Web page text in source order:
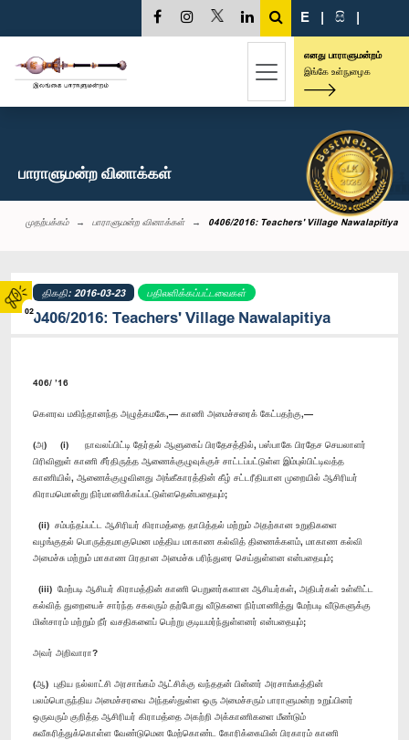
02
E | සි |
எனது பாராளுமன்றம்
இங்கே உள்நுழைக
பாராளுமன்ற வினாக்கள்
முதற்பக்கம் பாராளுமன்ற வினாக்கள் 0406/2016: Teachers' Village Nawalapitiya
திகதி: 2016-03-23 பதிலளிக்கப்பட்டவைகள்
0406/2016: Teachers' Village Nawalapitiya
406/ ’16
கௌரவ மகிந்தானந்த அழுத்கமகே,— காணி அமைச்சரைக் கேட்பதற்கு,—
(அ) (i) நாவலப்பிட்டி தேர்தல் ஆளுகைப் பிரதேசத்தில், பஸ்பாகே பிரதேச செயலாளர்
பிரிவினுள் காணி சீர்திருத்த ஆணைக்குழுவுக்குச் சாட்டப்பட்டுள்ள இம்புல்பிட்டிவத்த
காணியில், ஆணைக்குழுவினது அங்கீகாரத்தின் கீழ் சட்டரீதியான முறையில் ஆசிரியர்
கிராமமொன்று நிர்மாணிக்கப்பட்டுள்ளதென்பதையும்;
(ii) சம்பந்தப்பட்ட ஆசிரியர் கிராமத்தை தாபித்தல் மற்றும் அதற்கான உறுதிகளை
வழங்குதல் பொருத்தமாகுமென மத்திய மாகாண கல்வித் திணைக்களம், மாகாண கல்வி
அமைச்சு மற்றும் மாகாண பிரதான அமைச்சு பரிந்துரை செய்துள்ளன என்பதையும்;
(iii) மேற்படி ஆசியர் கிராமத்தின் காணி பெறுனர்களான ஆசியர்கள், அதிபர்கள் உள்ளிட்ட
கல்வித் துறையைச் சார்ந்த சகலரும் தற்போது வீடுகளை நிர்மாணித்து மேற்படி வீடுகளுக்கு
மின்சாரம் மற்றும் நீர் வசதிகளைப் பெற்று குடியமர்ந்துள்ளனர் என்பதையும்;
அவர் அறிவாரா?
(ஆ) புதிய நல்லாட்சி அரசாங்கம் ஆட்சிக்கு வந்ததன் பின்னர் அரசாங்கத்தின்
பலம்பொருந்திய அமைச்சரவை அந்தஸ்துள்ள ஒரு அமைச்சரும் பாராளுமன்ற உறுப்பினர்
ஒருவரும் குறித்த ஆசிரியர் கிராமத்தை அகற்றி அக்காணிகளை மீண்டும்
சுவீகரித்துக்கொள்ள வேண்டுமென மேற்கொண்ட கோரிக்கையின் பிரகாரம் காணி